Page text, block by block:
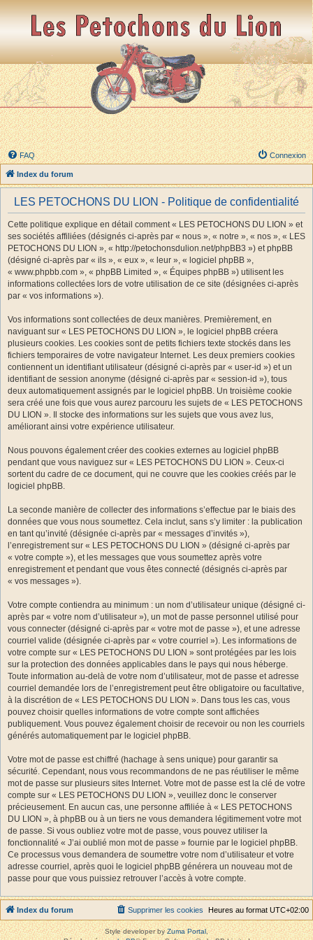
FAQ Connexion
Index du forum
LES PETOCHONS DU LION - Politique de confidentialité
Cette politique explique en détail comment « LES PETOCHONS DU LION » et
ses sociétés affiliées (désignés ci-après par « nous », « notre », « nos », « LES
PETOCHONS DU LION », « http://petochonsdulion.net/phpBB3 ») et phpBB
(désigné ci-après par « ils », « eux », « leur », « logiciel phpBB »,
« www.phpbb.com », « phpBB Limited », « Équipes phpBB ») utilisent les
informations collectées lors de votre utilisation de ce site (désignées ci-après
par « vos informations »).
Vos informations sont collectées de deux manières. Premièrement, en
naviguant sur « LES PETOCHONS DU LION », le logiciel phpBB créera
plusieurs cookies. Les cookies sont de petits fichiers texte stockés dans les
fichiers temporaires de votre navigateur Internet. Les deux premiers cookies
contiennent un identifiant utilisateur (désigné ci-après par « user-id ») et un
identifiant de session anonyme (désigné ci-après par « session-id »), tous
deux automatiquement assignés par le logiciel phpBB. Un troisième cookie
sera créé une fois que vous aurez parcouru les sujets de « LES PETOCHONS
DU LION ». Il stocke des informations sur les sujets que vous avez lus,
améliorant ainsi votre expérience utilisateur.
Nous pouvons également créer des cookies externes au logiciel phpBB
pendant que vous naviguez sur « LES PETOCHONS DU LION ». Ceux-ci
sortent du cadre de ce document, qui ne couvre que les cookies créés par le
logiciel phpBB.
La seconde manière de collecter des informations s’effectue par le biais des
données que vous nous soumettez. Cela inclut, sans s’y limiter : la publication
en tant qu’invité (désignée ci-après par « messages d’invités »),
l’enregistrement sur « LES PETOCHONS DU LION » (désigné ci-après par
« votre compte »), et les messages que vous soumettez après votre
enregistrement et pendant que vous êtes connecté (désignés ci-après par
« vos messages »).
Votre compte contiendra au minimum : un nom d’utilisateur unique (désigné ci-
après par « votre nom d’utilisateur »), un mot de passe personnel utilisé pour
vous connecter (désigné ci-après par « votre mot de passe »), et une adresse
courriel valide (désignée ci-après par « votre courriel »). Les informations de
votre compte sur « LES PETOCHONS DU LION » sont protégées par les lois
sur la protection des données applicables dans le pays qui nous héberge.
Toute information au-delà de votre nom d’utilisateur, mot de passe et adresse
courriel demandée lors de l’enregistrement peut être obligatoire ou facultative,
à la discrétion de « LES PETOCHONS DU LION ». Dans tous les cas, vous
pouvez choisir quelles informations de votre compte sont affichées
publiquement. Vous pouvez également choisir de recevoir ou non les courriels
générés automatiquement par le logiciel phpBB.
Votre mot de passe est chiffré (hachage à sens unique) pour garantir sa
sécurité. Cependant, nous vous recommandons de ne pas réutiliser le même
mot de passe sur plusieurs sites Internet. Votre mot de passe est la clé de votre
compte sur « LES PETOCHONS DU LION », veuillez donc le conserver
précieusement. En aucun cas, une personne affiliée à « LES PETOCHONS
DU LION », à phpBB ou à un tiers ne vous demandera légitimement votre mot
de passe. Si vous oubliez votre mot de passe, vous pouvez utiliser la
fonctionnalité « J’ai oublié mon mot de passe » fournie par le logiciel phpBB.
Ce processus vous demandera de soumettre votre nom d’utilisateur et votre
adresse courriel, après quoi le logiciel phpBB générera un nouveau mot de
passe pour que vous puissiez retrouver l’accès à votre compte.
Index du forum Heures au format UTC+02:00
Supprimer les cookies
Style developer byZuma Portal,